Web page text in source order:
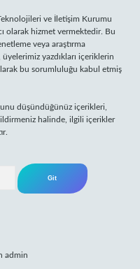
ve İletişim Kurumu
olarak hizmet vermektedir. Bu
veya araştırma
yazdıkları içeriklerin
bu sorumluluğu kabul etmiş
düşündüğünüz içerikleri,
halinde, ilgili içerikler
admin